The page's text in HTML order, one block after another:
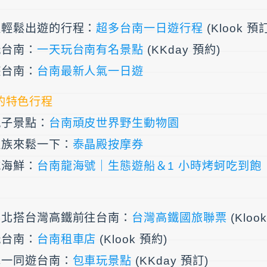
鬆出遊的行程： 超多台南一日遊行程 (Klook 預
南： 一天玩台南有名景點 (KKday 預約)
南： 台南最新人氣一日遊
特色行程
景點： 台南頑皮世界野生動物園
來鬆一下： 泰晶殿按摩券
鮮： 台南龍海號｜生態遊船＆1 小時烤蚵吃到飽
搭台灣高鐵前往台南： 台灣高鐵國旅聯票
南： 台南租車店 (Klook 預約)
同遊台南： 包車玩景點 (KKday 預訂)